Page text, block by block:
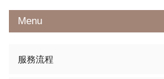
Menu
服務流程